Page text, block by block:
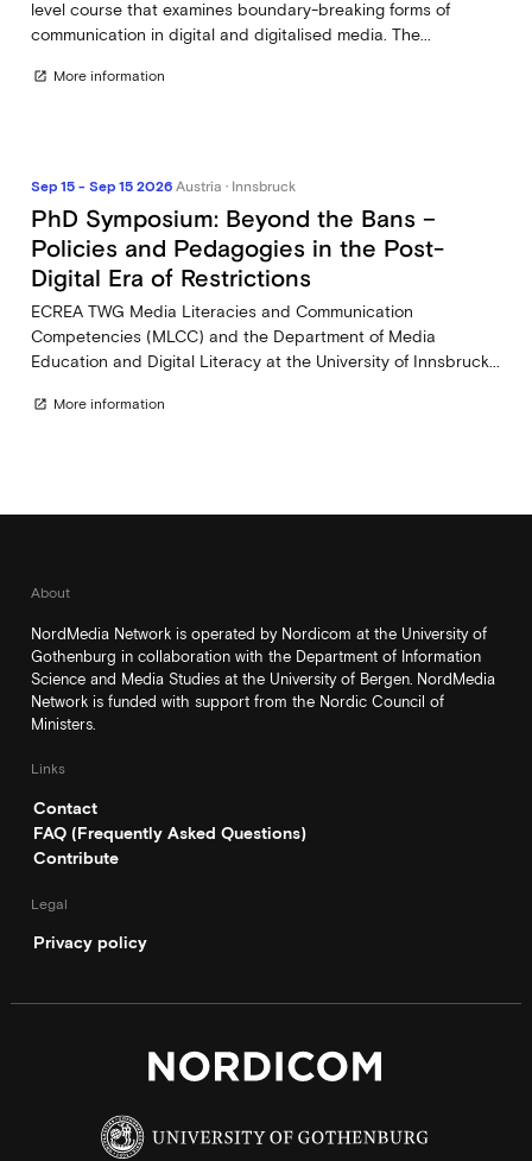
level course that examines boundary-breaking forms of
communication in digital and digitalised media. The...
open_in_new More information
Sep 15 - Sep 15 2026 Austria · Innsbruck
PhD Symposium: Beyond the Bans –
Policies and Pedagogies in the Post-
Digital Era of Restrictions
ECREA TWG Media Literacies and Communication
Competencies (MLCC) and the Department of Media
Education and Digital Literacy at the University of Innsbruck...
open_in_new More information
About
NordMedia Network is operated by Nordicom at the University of
Gothenburg in collaboration with the Department of Information
Science and Media Studies at the University of Bergen. NordMedia
Network is funded with support from the Nordic Council of
Ministers.
Links
Contact
FAQ (Frequently Asked Questions)
Contribute
Legal
Privacy policy